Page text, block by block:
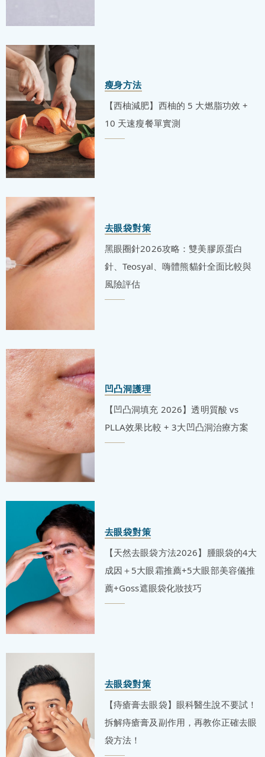
瘦身方法
【西柚減肥】西柚的 5 大燃脂功效 +
10 天速瘦餐單實測
去眼袋對策
黑眼圈針2026攻略：雙美膠原蛋白
針、Teosyal、嗨體熊貓針全面比較與
風險評估
凹凸洞護理
【凹凸洞填充 2026】透明質酸 vs
PLLA效果比較 + 3大凹凸洞治療方案
去眼袋對策
【天然去眼袋方法2026】腫眼袋的4大
成因＋5大眼霜推薦+5大眼部美容儀推
薦+Goss遮眼袋化妝技巧
去眼袋對策
【痔瘡膏去眼袋】眼科醫生說不要試！
拆解痔瘡膏及副作用，再教你正確去眼
袋方法！